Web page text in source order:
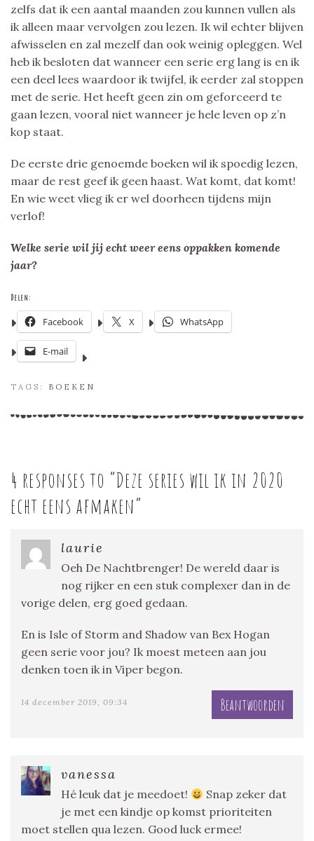
zelfs dat ik een aantal maanden zou kunnen vullen als
ik alleen maar vervolgen zou lezen. Ik wil echter blijven
afwisselen en zal mezelf dan ook weinig opleggen. Wel
heb ik besloten dat wanneer een serie erg lang is en ik
een deel lees waardoor ik twijfel, ik eerder zal stoppen
met de serie. Het heeft geen zin om geforceerd te
gaan lezen, vooral niet wanneer je hele leven op z’n
kop staat.
De eerste drie genoemde boeken wil ik spoedig lezen,
maar de rest geef ik geen haast. Wat komt, dat komt!
En wie weet vlieg ik er wel doorheen tijdens mijn
verlof!
Welke serie wil jij echt weer eens oppakken komende
jaar?
Delen:
Facebook X WhatsApp
E-mail
TAGS: BOEKEN
4 responses to “Deze series wil ik in 2020
echt eens afmaken”
laurie
Oeh De Nachtbrenger! De wereld daar is
nog rijker en een stuk complexer dan in de
vorige delen, erg goed gedaan.
En is Isle of Storm and Shadow van Bex Hogan
geen serie voor jou? Ik moest meteen aan jou
denken toen ik in Viper begon.
14 december 2019, 09:34 Beantwoorden
vanessa
Hé leuk dat je meedoet!
Snap zeker dat
je met een kindje op komst prioriteiten
moet stellen qua lezen. Good luck ermee!